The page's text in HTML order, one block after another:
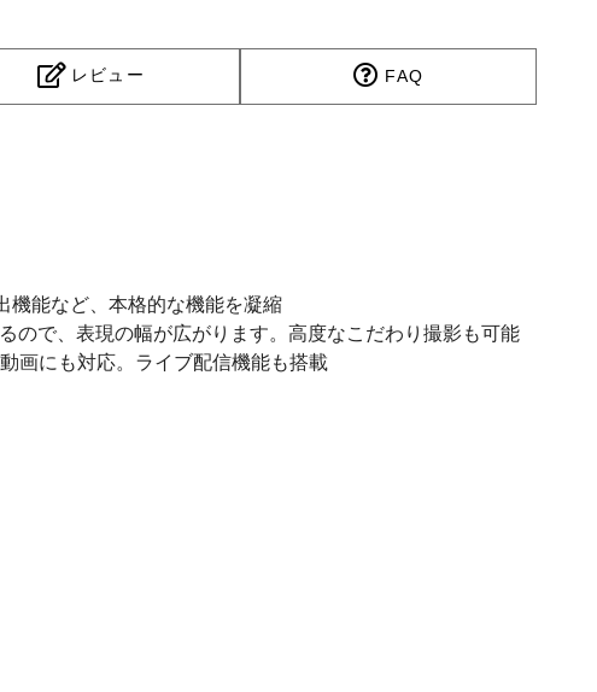
レビュー FAQ
機能など、本格的な機能を凝縮
ので、表現の幅が広がります。高度なこだわり撮影も可能
画にも対応。ライブ配信機能も搭載